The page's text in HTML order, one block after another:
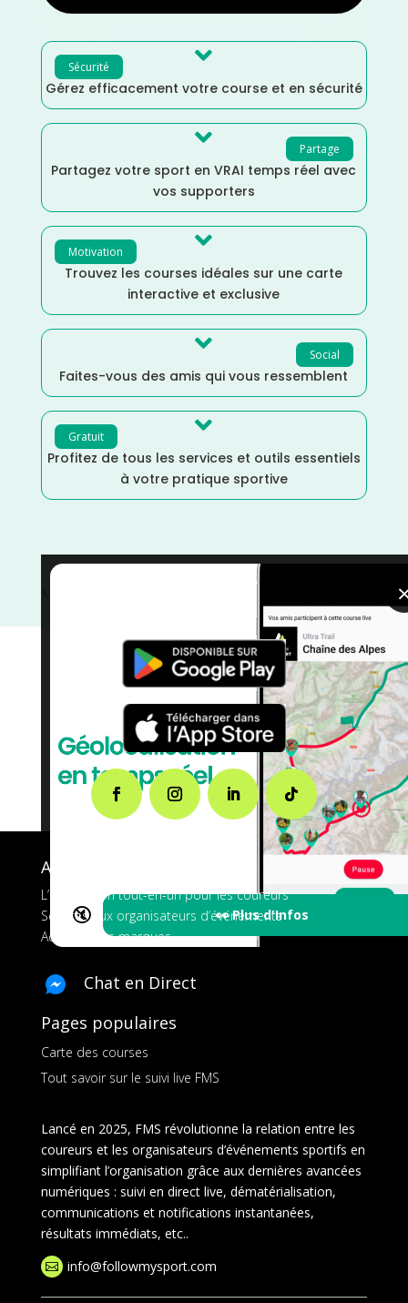
Sécurité 
Gérez efficacement votre course et en sécurité
Partage

Partagez votre sport en VRAI temps réel avec
vos supporters
Motivation 
Trouvez les courses idéales sur une carte
interactive et exclusive
Social

Faites-vous des amis qui vous ressemblent
Gratuit 
Profitez de tous les services et outils essentiels
à votre pratique sportive
🔇 👀 Plus d'Infos
Urban Trail
Distance Faible/courses
A propos de FMS
L’application tout-en-un pour les coureurs
Services aux organisateurs d’événements
Ads pour les marques
Chat en Direct
Pages populaires
Carte des courses
Tout savoir sur le suivi live FMS
Lancé en 2025, FMS révolutionne la relation entre les
coureurs et les organisateurs d’événements sportifs en
simplifiant l’organisation grâce aux dernières avancées
numériques : suivi en direct live, dématérialisation,
communications et notifications instantanées,
résultats immédiats, etc..
 info@followmysport.com